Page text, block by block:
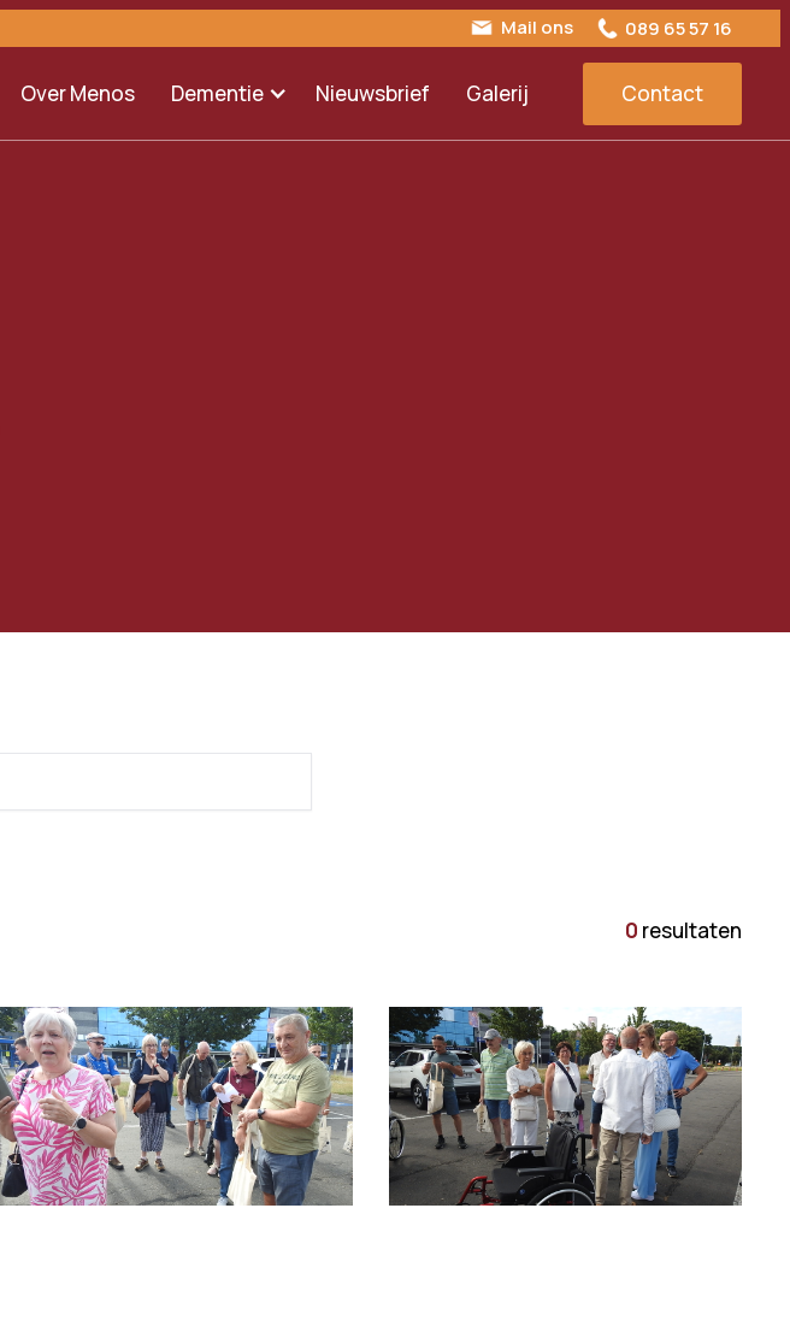
Mail ons 089 65 57 16
Over Menos Dementie Nieuwsbrief Galerij Contact
0 resultaten